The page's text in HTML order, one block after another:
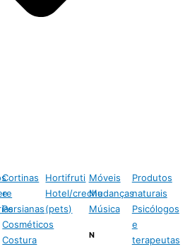
Cortinas
e
Persianas
Cosméticos
Costura
Hortifruti
Hotel/creche
(pets)
Móveis
Mudanças
Música
N
Produtos
naturais
Psicólogos
e
terapeutas